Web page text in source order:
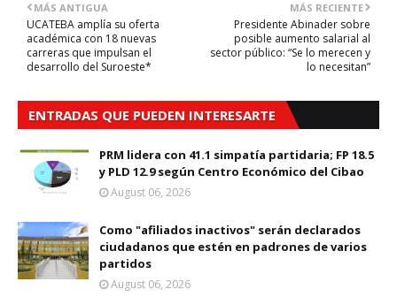
MÁS RECIENTE
Presidente Abinader sobre
posible aumento salarial al
sector público: “Se lo merecen y
lo necesitan”
MÁS ANTIGUA
UCATEBA amplía su oferta
académica con 18 nuevas
carreras que impulsan el
desarrollo del Suroeste*
ENTRADAS QUE PUEDEN INTERESARTE
PRM lidera con 41.1 simpatía partidaria; FP 18.5
y PLD 12.9 según Centro Económico del Cibao
August 06, 2026
Como "afiliados inactivos" serán declarados
ciudadanos que estén en padrones de varios
partidos
August 06, 2026